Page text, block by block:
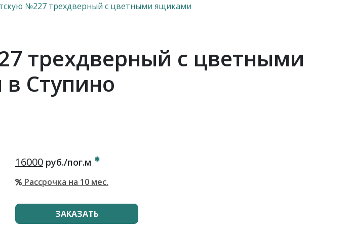
№227 трехдверный с цветными ящиками
трехдверный с цветными
Ступино
16000 руб./пог.м
Рассрочка на 10 мес.
ЗАКАЗАТЬ